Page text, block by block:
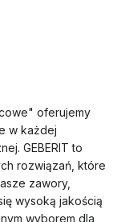
oferujemy
w każdej
GEBERIT to
rozwiązań, które
zawory,
wysoką jakością
wyborem dla